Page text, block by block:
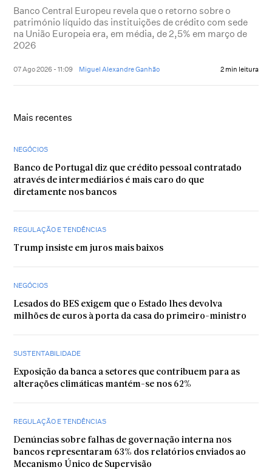
Banco Central Europeu revela que o retorno sobre o
património líquido das instituições de crédito com sede
na União Europeia era, em média, de 2,5% em março de
2026
07 Ago 2026 - 11:09 Miguel Alexandre Ganhão 2 min leitura
Mais recentes
NEGÓCIOS
Banco de Portugal diz que crédito pessoal contratado
através de intermediários é mais caro do que
diretamente nos bancos
REGULAÇÃO E TENDÊNCIAS
Trump insiste em juros mais baixos
NEGÓCIOS
Lesados do BES exigem que o Estado lhes devolva
milhões de euros à porta da casa do primeiro-ministro
SUSTENTABILIDADE
Exposição da banca a setores que contribuem para as
alterações climáticas mantém-se nos 62%
REGULAÇÃO E TENDÊNCIAS
Denúncias sobre falhas de governação interna nos
bancos representaram 63% dos relatórios enviados ao
Mecanismo Único de Supervisão